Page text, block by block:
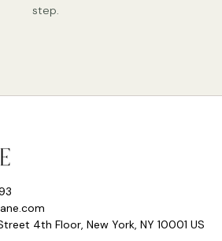
step.
4th Floor, New York, NY 10001 US